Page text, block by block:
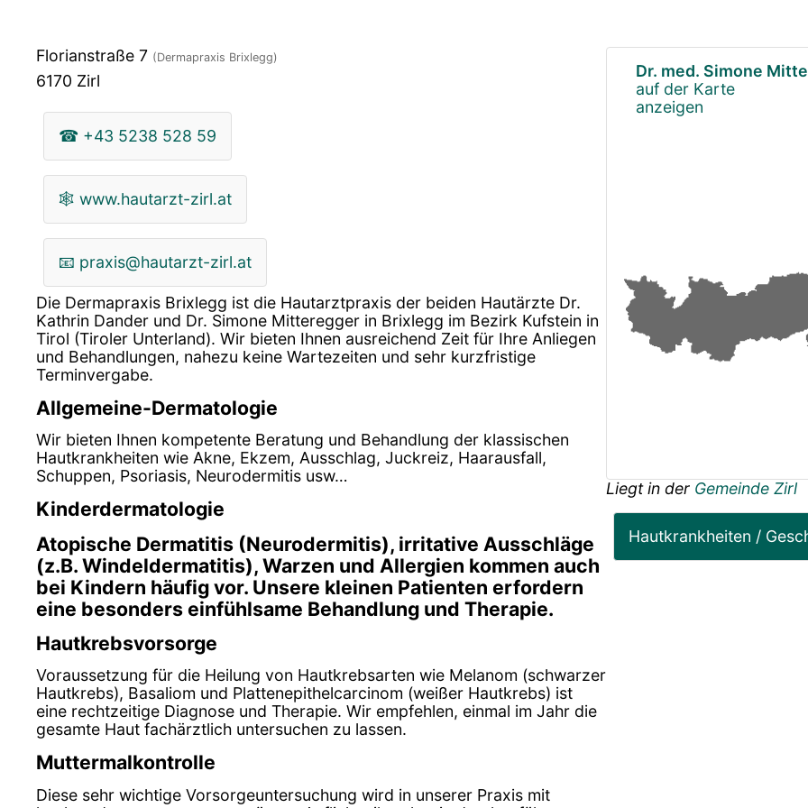
Florianstraße 7 (Dermapraxis Brixlegg)
6170 Zirl
☎ +43 5238 528 59
🕸 www.hautarzt-zirl.at
📧 praxis@hautarzt-zirl.at
Die Dermapraxis Brixlegg ist die Hautarztpraxis der beiden Hautärzte Dr.
Kathrin Dander und Dr. Simone Mitteregger in Brixlegg im Bezirk Kufstein in
Tirol (Tiroler Unterland). Wir bieten Ihnen ausreichend Zeit für Ihre Anliegen
und Behandlungen, nahezu keine Wartezeiten und sehr kurzfristige
Terminvergabe.
Allgemeine-Dermatologie
Wir bieten Ihnen kompetente Beratung und Behandlung der klassischen
Hautkrankheiten wie Akne, Ekzem, Ausschlag, Juckreiz, Haarausfall,
Schuppen, Psoriasis, Neurodermitis usw…
Kinderdermatologie
Atopische Dermatitis (Neurodermitis), irritative Ausschläge
(z.B. Windeldermatitis), Warzen und Allergien kommen auch
bei Kindern häufig vor. Unsere kleinen Patienten erfordern
eine besonders einfühlsame Behandlung und Therapie.
Hautkrebsvorsorge
Voraussetzung für die Heilung von Hautkrebsarten wie Melanom (schwarzer
Hautkrebs), Basaliom und Plattenepithelcarcinom (weißer Hautkrebs) ist
eine rechtzeitige Diagnose und Therapie. Wir empfehlen, einmal im Jahr die
gesamte Haut fachärztlich untersuchen zu lassen.
Muttermalkontrolle
Diese sehr wichtige Vorsorgeuntersuchung wird in unserer Praxis mit
Dr. med. Simone
auf der Karte
anzeigen
Liegt in der Gemeinde Zirl
Hautkrankheiten /